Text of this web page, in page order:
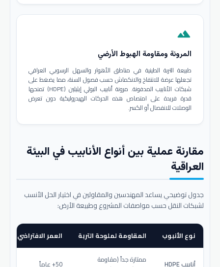
terrain
المرونة ومقاومة الهبوط الأرضي
طبيعة التربة الطينية في مناطق الأهوار والسهل الرسوبي العراقي
تجعلها عرضة للانتفاخ والانكماش حسب فصول السنة، مما يضغط على
شبكات الأنابيب المدفونة. مرونة أنابيب البولي إيثيلين (HDPE) تمنحها
قدرة فريدة على امتصاص هذه الحركات الهيدروليكية دون تعرض
الوصلات للانفصال أو الكسر.
مقارنة عملية بين أنواع الأنابيب في البيئة
العراقية
جدول توضيحي يساعد المهندسين والمقاولين في اختيار الحل الأنسب
لشبكات النقل حسب مواصفات المشروع وطبيعة الأرض:
نوع الأنبوب المقاومة لملوحة التربة العمر الافتراضي
أنابيب HDPE
ممتازة جداً (مقاومة
50+ عاماً